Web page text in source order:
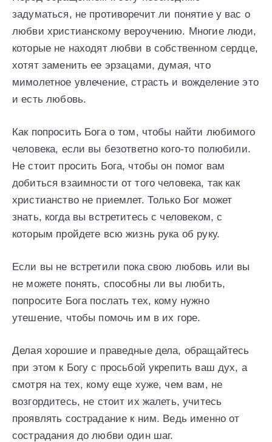
задуматься, не противоречит ли понятие у вас о
любви христианскому вероучению. Многие люди,
которые не находят любви в собственном сердце,
хотят заменить ее эрзацами, думая, что
мимолетное увлечение, страсть и вожделение это
и есть любовь.
Как попросить Бога о том, чтобы найти любимого
человека, если вы безответно кого-то полюбили.
Не стоит просить Бога, чтобы он помог вам
добиться взаимности от того человека, так как
христианство не приемлет. Только Бог может
знать, когда вы встретитесь с человеком, с
которым пройдете всю жизнь рука об руку.
Если вы не встретили пока свою любовь или вы
не можете понять, способны ли вы любить,
попросите Бога послать тех, кому нужно
утешение, чтобы помочь им в их горе.
Делая хорошие и праведные дела, обращайтесь
при этом к Богу с просьбой укрепить ваш дух, а
смотря на тех, кому еще хуже, чем вам, не
возгордитесь, не стоит их жалеть, учитесь
проявлять сострадание к ним. Ведь именно от
сострадания до любви один шаг.